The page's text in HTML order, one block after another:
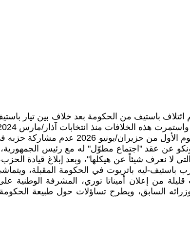
باستيف من الحكومة بعد خلاف بين تيار
الذي كان رئيسًا للحكومة وانتخبه زملاؤه رئيسًا
عن عقد "اجتماع مطوّل" له مع رئيس الجمهورية،
لا نعرف شيئاً عن هيكلها"، وبعد إبلاغ قيادة
ليه باتريوت في الحكومة المقبلة، ويتماشى
من إعلان أميناتا توري، المشرفة
وزرائه السابق، ويطرح تساؤلات حول طبيعة